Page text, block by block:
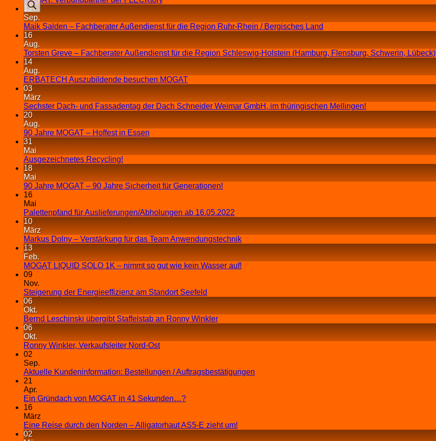
12
Sep.
Maik Salden – Fachberater Außendienst für die Region Ruhr-Rhein / Bergisches Land
16
Aug.
Torsten Greve – Fachberater Außendienst für die Region Schleswig-Holstein (Hamburg, Flensburg, Schwerin, Lübeck)
14
Aug.
ERBATECH Auszubildende besuchen MOGAT
03
März
Sechster Dach- und Fassadentag der Dach Schneider Weimar GmbH, im thüringischen Mellingen!
20
Aug.
90 Jahre MOGAT – Hoffest in Essen
31
Mai
Ausgezeichnetes Recycling!
18
Mai
90 Jahre MOGAT – 90 Jahre Sicherheit für Generationen!
16
Mai
Palettenpfand für Auslieferungen/Abholungen ab 16.05.2022
10
März
Markus Dolny – Verstärkung für das Team Anwendungstechnik
13
Feb.
MOGAT LIQUID SOLO 1K – nimmt so gut wie kein Wasser auf!
09
Nov.
Steigerung der Energieeffizienz am Standort Seefeld
06
Okt.
Bernd Leschinski übergibt Staffelstab an Ronny Winkler
06
Okt.
Ronny Winkler, Verkaufsleiter Nord-Ost
02
Sep.
Aktuelle Kundeninformation: Bestellungen / Auftragsbestätigungen
21
Apr.
Ein Gründach von MOGAT in 41 Sekunden…?
16
März
Eine Reise durch den Norden – Alligatorhaut AS5-E zieht um!
02